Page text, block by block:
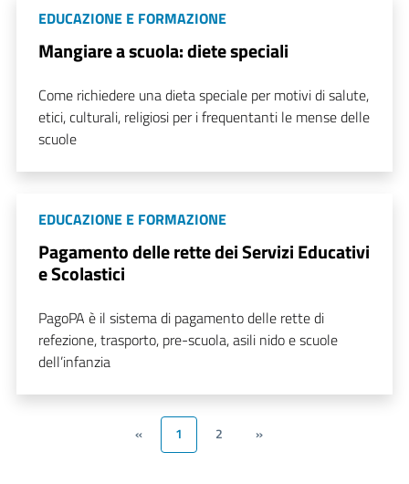
EDUCAZIONE E FORMAZIONE
Mangiare a scuola: diete speciali
Come richiedere una dieta speciale per motivi di salute,
etici, culturali, religiosi per i frequentanti le mense delle
scuole
EDUCAZIONE E FORMAZIONE
Pagamento delle rette dei Servizi Educativi
e Scolastici
PagoPA è il sistema di pagamento delle rette di
refezione, trasporto, pre-scuola, asili nido e scuole
dell’infanzia
« 1 2 »